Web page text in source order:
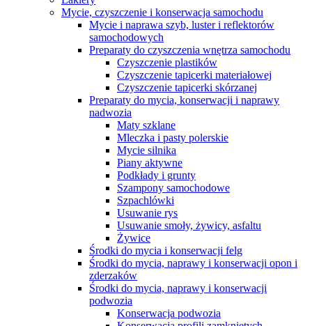
Mycie, czyszczenie i konserwacja samochodu
Mycie i naprawa szyb, luster i reflektorów
samochodowych
Preparaty do czyszczenia wnętrza samochodu
Czyszczenie plastików
Czyszczenie tapicerki materiałowej
Czyszczenie tapicerki skórzanej
Preparaty do mycia, konserwacji i naprawy
nadwozia
Maty szklane
Mleczka i pasty polerskie
Mycie silnika
Piany aktywne
Podkłady i grunty
Szampony samochodowe
Szpachlówki
Usuwanie rys
Usuwanie smoły, żywicy, asfaltu
Żywice
Środki do mycia i konserwacji felg
Środki do mycia, naprawy i konserwacji opon i
zderzaków
Środki do mycia, naprawy i konserwacji
podwozia
Konserwacja podwozia